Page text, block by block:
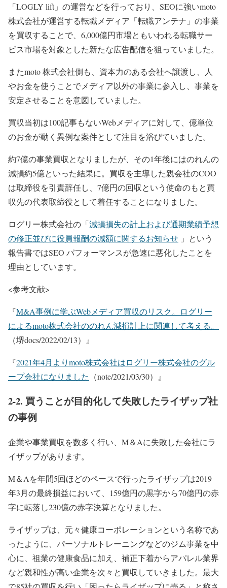
「LOGLY lift」の運営などを行っており、SEOに強いmoto
株式会社が運営する転職メディア「転職アンテナ」の事業
を買収することで、6,000億円市場ともいわれる転職サー
ビス市場を対象とした新たな広告配信を狙っていました。
またmoto 株式会社側も、資本力のある会社へ譲渡し、人
やお金を使うことでメディア以外の事業に参入し、事業を
安定させることを意図していました。
買収当初は100記事もないWebメディアに対して、億単位
のお金が動く異例な案件として注目を浴びていました。
約7億の事業買収となりましたが、その1年後にはのれんの
減損約5億といった結果に。買収を主導した親会社のCOO
は取締役を引責辞任し、7億円の回収という使命のもと買
収先の代表取締役として着任することになりました。
ログリー株式会社の「減損損失の計上および通期業績予想
の修正並びに役員報酬の減額に関するお知らせ 」という
報告書ではSEO パフォーマンスが急速に悪化したことを
理由としています。
<参考文献>
『M&A事例に学ぶWebメディア買収のリスク。ログリー
によるmoto株式会社ののれん減損計上に関連して考える。
（堺docs/2022/02/13）』
『2021年4月よりmoto株式会社はログリー株式会社のグル
ープ会社になりました （note/2021/03/30）』
2-2. 買うことが目的化して失敗したライザップ社
の事例
企業や事業買収を数多く行い、M＆Aに失敗した会社にラ
イザップがあります。
M＆Aを年間5回ほどのペースで行ったライザップは2019
年3月の最終損益において、159億円の黒字から70億円の赤
字に転落し230億の赤字決算となりました。
ライザップは、元々健康コーポレーションという名称であ
ったように、パーソナルトレーニングなどのジム事業を中
心に、祖業の健康食品に加え、補正下着からアパレル業界
など親和性が高い企業を次々と買収していきました。最大